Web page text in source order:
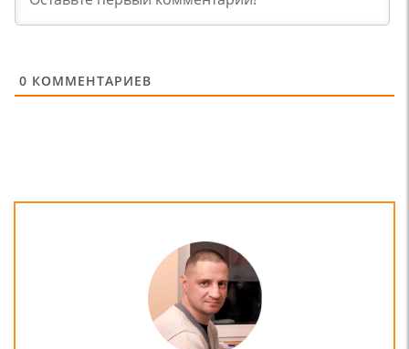
0 КОММЕНТАРИЕВ